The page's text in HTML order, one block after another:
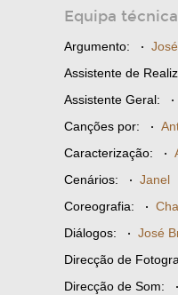
Equipa
Argumento: ·
Assistente de
Assistente Geral: ·
Canções por: ·
Caracterização: ·
Cenários: · Janel
Coreografia: ·
Diálogos: · José
Direcção de
Direcção de Som: ·